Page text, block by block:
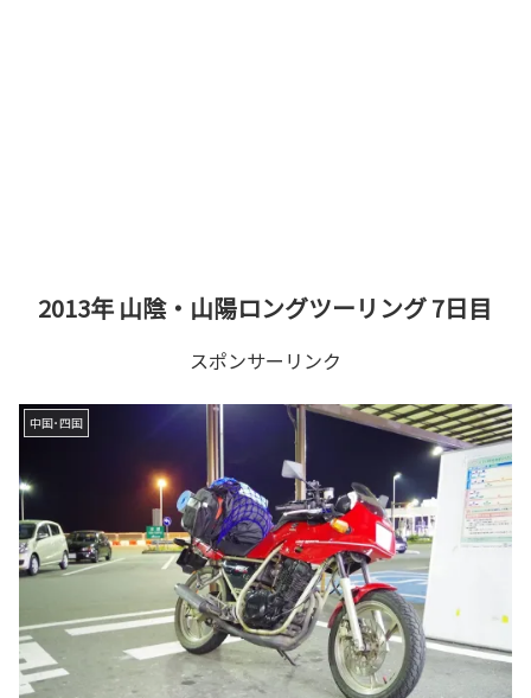
2013年 山陰・山陽ロングツーリング 7日目
スポンサーリンク
中国･四国